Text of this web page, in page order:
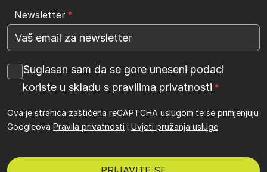
Newsletter
Suglasan sam da se gore uneseni podaci
koriste u skladu s pravilima privatnosti
Ova je stranica zaštićena reCAPTCHA uslugom te se primjenjuju
Googleova Pravila privatnosti i Uvjeti pružanja usluge.